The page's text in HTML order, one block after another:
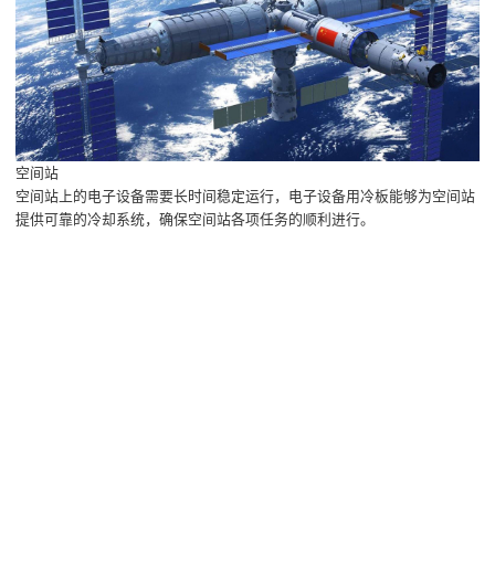
空间站
空间站上的电子设备需要长时间稳定运行，电子设备用冷板能够为空间站
提供可靠的冷却系统，确保空间站各项任务的顺利进行。